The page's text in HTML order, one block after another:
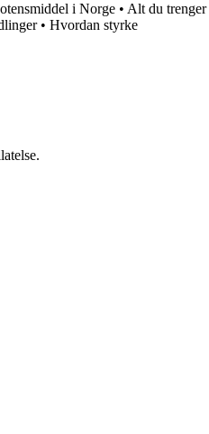
i Norge • Alt du trenger
• Hvordan styrke